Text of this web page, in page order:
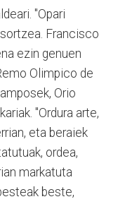
"Opari
Francisco
ezin genuen
Olimpico de
Orio
"Ordura arte,
eta beraiek
ordea,
markatuta
beste,